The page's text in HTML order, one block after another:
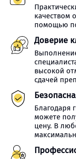
качеством
помощью
Доверие
высокой
сдачей
Благодаря
можете
цену. В